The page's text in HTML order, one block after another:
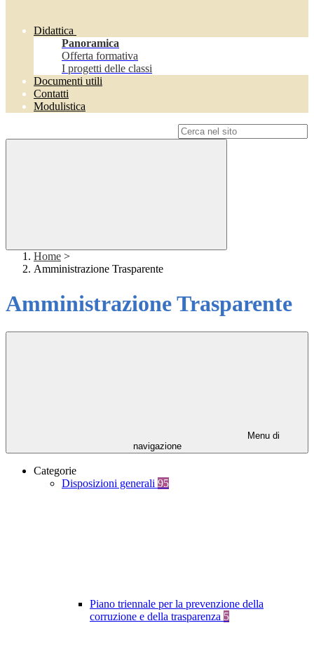
Didattica
Panoramica
Offerta formativa
I progetti delle classi
Documenti utili
Contatti
Modulistica
Home >
Amministrazione Trasparente
Amministrazione Trasparente
Menu di
navigazione
Categorie
Disposizioni generali 95
Piano triennale per la prevenzione della
corruzione e della trasparenza 5